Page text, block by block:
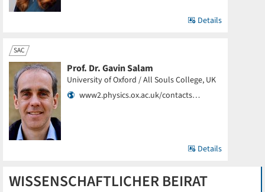
WISSENSCHAFTLICHER BEIRAT
Details
SAC
Prof. Dr. Gavin Salam
University of Oxford / All Souls College, UK
www2.physics.ox.ac.uk/contacts…
Details